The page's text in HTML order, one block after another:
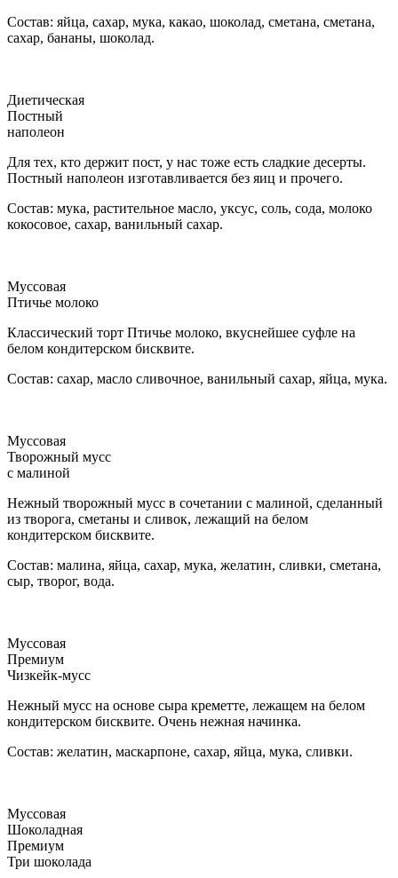
Состав: яйца, сахар, мука, какао, шоколад, сметана, сметана,
сахар, бананы, шоколад.
Диетическая
Постный
наполеон
Для тех, кто держит пост, у нас тоже есть сладкие десерты.
Постный наполеон изготавливается без яиц и прочего.
Состав: мука, растительное масло, уксус, соль, сода, молоко
кокосовое, сахар, ванильный сахар.
Муссовая
Птичье молоко
Классический торт Птичье молоко, вкуснейшее суфле на
белом кондитерском бисквите.
Состав: сахар, масло сливочное, ванильный сахар, яйца, мука.
Муссовая
Творожный мусс
с малиной
Нежный творожный мусс в сочетании с малиной, сделанный
из творога, сметаны и сливок, лежащий на белом
кондитерском бисквите.
Состав: малина, яйца, сахар, мука, желатин, сливки, сметана,
сыр, творог, вода.
Муссовая
Премиум
Чизкейк-мусс
Нежный мусс на основе сыра креметте, лежащем на белом
кондитерском бисквите. Очень нежная начинка.
Состав: желатин, маскарпоне, сахар, яйца, мука, сливки.
Муссовая
Шоколадная
Премиум
Три шоколада